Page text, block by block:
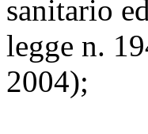
sanitario
legge n.
2004);